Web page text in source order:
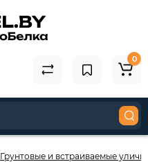
0
Грунтовые и встраиваемые